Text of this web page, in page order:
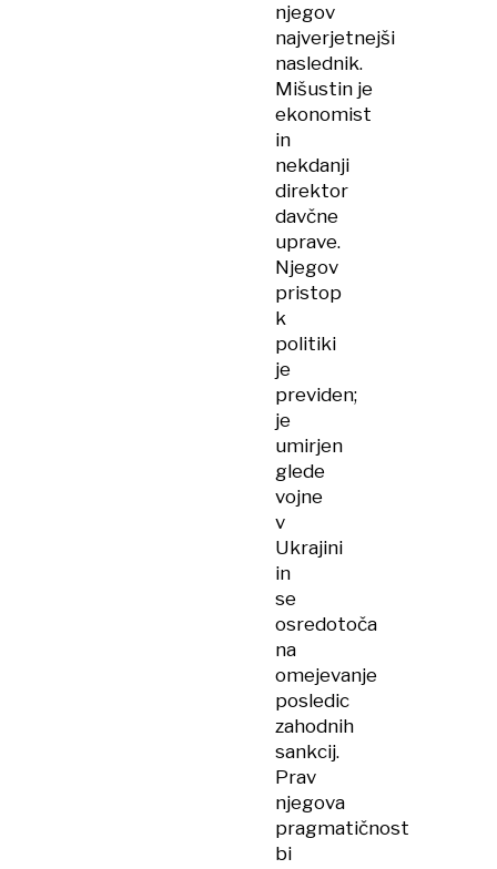
njegov
najverjetnejši
naslednik.
Mišustin je
ekonomist
in
nekdanji
direktor
davčne
uprave.
Njegov
pristop
k
politiki
je
previden;
je
umirjen
glede
vojne
v
Ukrajini
in
se
osredotoča
na
omejevanje
posledic
zahodnih
sankcij.
Prav
njegova
pragmatičnost
bi